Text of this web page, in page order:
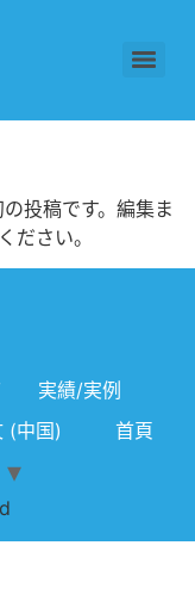
投稿です。編集ま
ださい。
実績/実例
(中国) 首頁